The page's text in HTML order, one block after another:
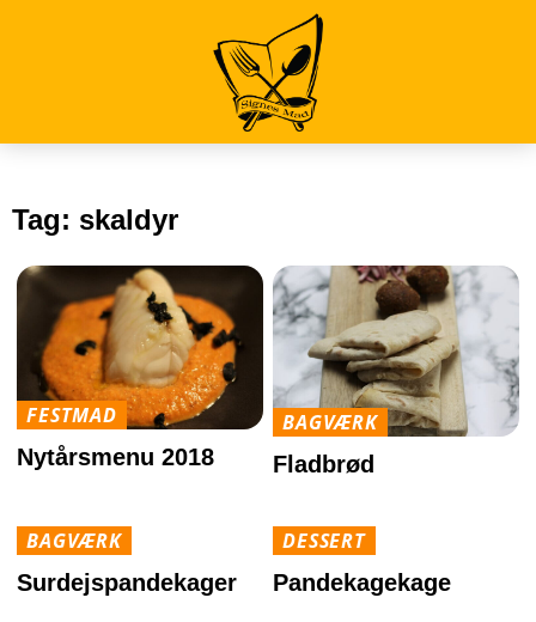
Tag: skaldyr
FESTMAD
Nytårsmenu 2018
BAGVÆRK
Fladbrød
BAGVÆRK
Surdejspandekager
DESSERT
Pandekagekage